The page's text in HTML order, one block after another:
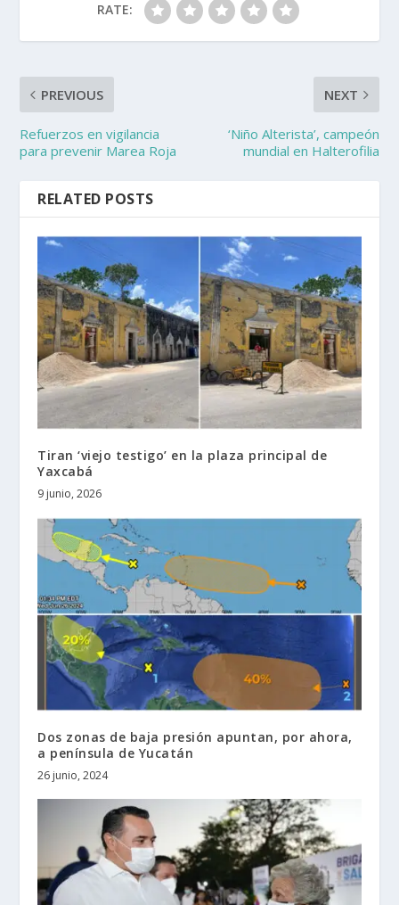
RATE:
PREVIOUS
Refuerzos en vigilancia
para prevenir Marea Roja
NEXT
‘Niño Alterista’, campeón
mundial en Halterofilia
RELATED POSTS
Tiran ‘viejo testigo’ en la plaza principal de
Yaxcabá
9 junio, 2026
Dos zonas de baja presión apuntan, por ahora,
a península de Yucatán
26 junio, 2024